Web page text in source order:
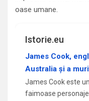
oase umane.
Istorie.eu
James Cook,
Australia și a
James Cook este
faimoase